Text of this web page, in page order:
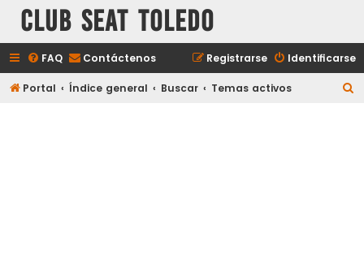
Club Seat Toledo
FAQ Contáctenos Identificarse
Registrarse
Portal Índice general Buscar Temas activos